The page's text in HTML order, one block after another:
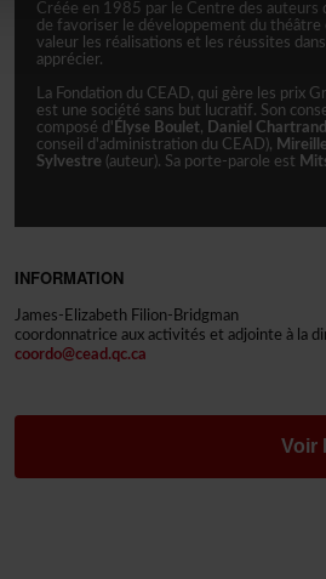
apprécier.
composéd' ÉlyseBoulet, DanielChartrand
conseild'administrationduCEAD),
Sylvestre (auteur).Saporte-paroleest
INFORMATION
James-ElizabethFilion-Bridgman
coordo@cead.qc.ca